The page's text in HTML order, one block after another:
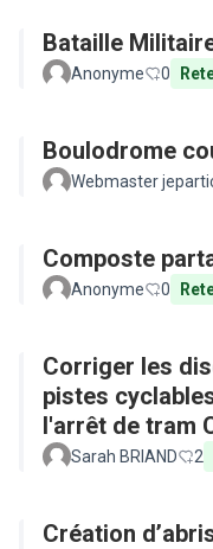
Bataille
Anonyme 0
Boulodrome
Webmaster
Composte
Anonyme 0
Corriger les
pistes
l'arrêt de tram
Sarah BRIAND 2
Création